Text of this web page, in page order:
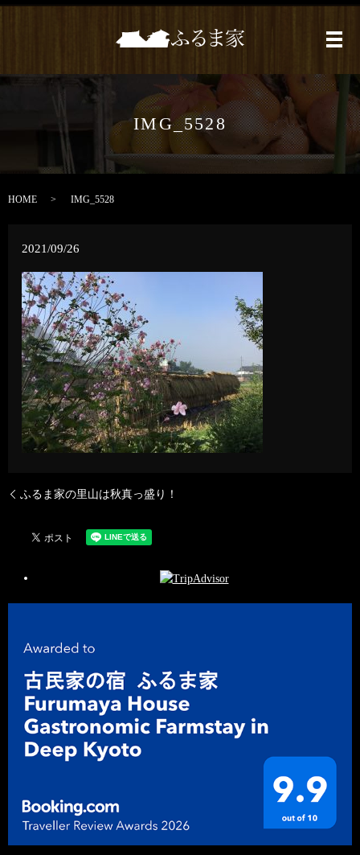
メ
IMG_5528
HOME IMG_5528
2021/09/26
ふるま家の里山は秋真っ盛り！